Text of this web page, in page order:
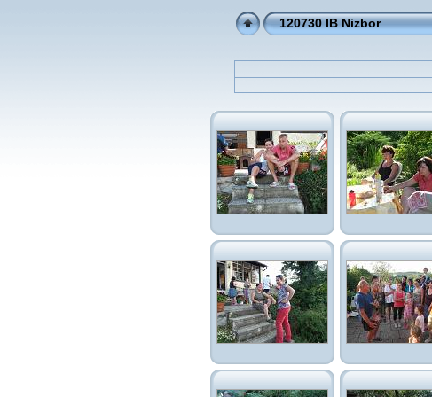
120730 IB Nizbor